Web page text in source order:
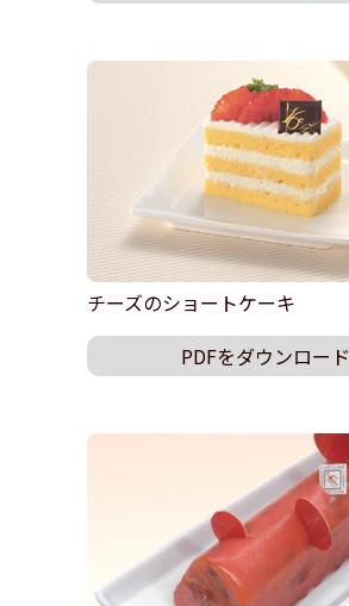
チーズのショートケーキ
PDFをダウンロード